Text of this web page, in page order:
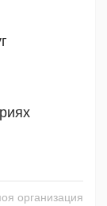
организация